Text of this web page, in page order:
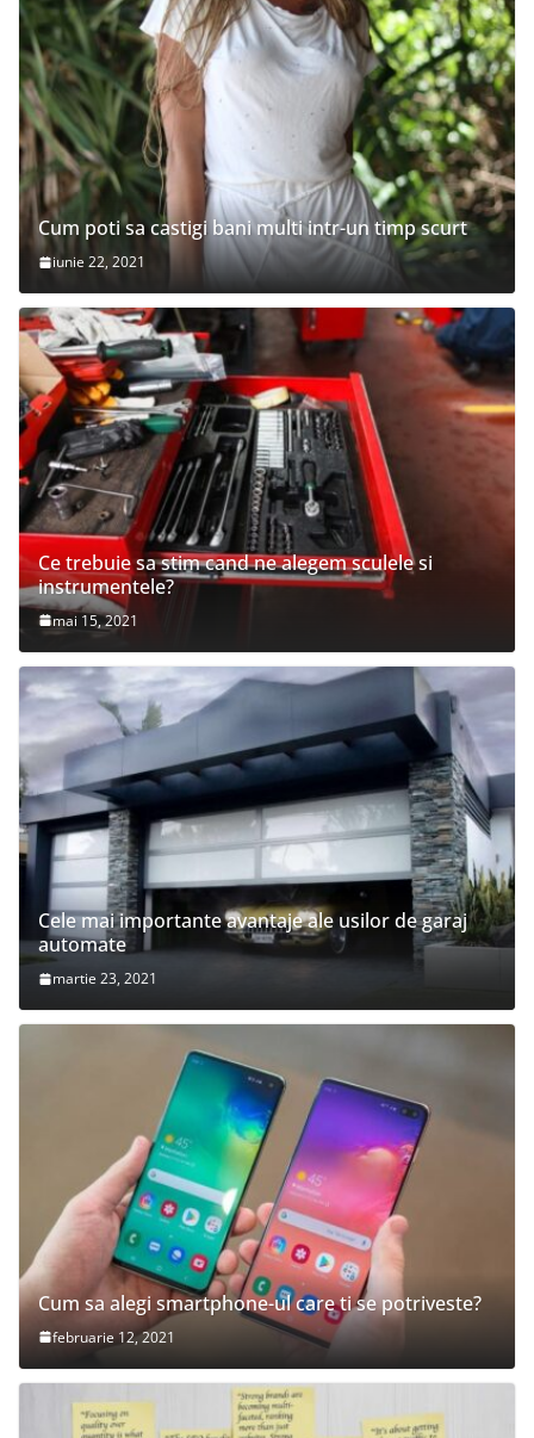
Cum poti sa castigi bani multi intr-un timp scurt
iunie 22, 2021
Ce trebuie sa stim cand ne alegem sculele si
instrumentele?
mai 15, 2021
Cele mai importante avantaje ale usilor de garaj
automate
martie 23, 2021
Cum sa alegi smartphone-ul care ti se potriveste?
februarie 12, 2021